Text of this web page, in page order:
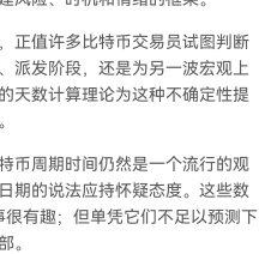
正值许多比特币交易员试图判断
派发阶段，还是为另一波宏观上
天数计算理论为这种不确定性提
币周期时间仍然是一个流行的观
期的说法应持怀疑态度。这些数
有趣；但单凭它们不足以预测下
。